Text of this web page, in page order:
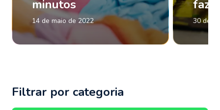
minutos
14 de maio de 2022 30 de
Filtrar por categoria